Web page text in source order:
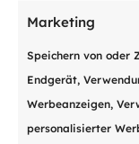
Marketing
Speichern von oder
Endgerät,
Werbeanzeigen,
personalisierter
Einloggen